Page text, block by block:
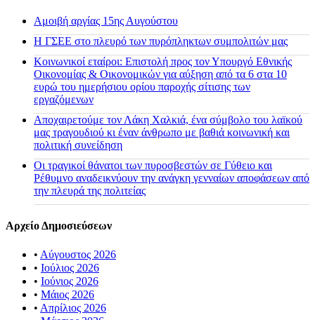
Αμοιβή αργίας 15ης Αυγούστου
H ΓΣΕΕ στο πλευρό των πυρόπληκτων συμπολιτών μας
Κοινωνικοί εταίροι: Επιστολή προς τον Υπουργό Εθνικής
Οικονομίας & Οικονομικών για αύξηση από τα 6 στα 10
ευρώ του ημερήσιου ορίου παροχής σίτισης των
εργαζόμενων
Αποχαιρετούμε τον Λάκη Χαλκιά, ένα σύμβολο του λαϊκού
μας τραγουδιού κι έναν άνθρωπο με βαθιά κοινωνική και
πολιτική συνείδηση
Οι τραγικοί θάνατοι των πυροσβεστών σε Γύθειο και
Ρέθυμνο αναδεικνύουν την ανάγκη γενναίων αποφάσεων από
την πλευρά της πολιτείας
Αρχείο Δημοσιεύσεων
• Αύγουστος 2026
• Ιούλιος 2026
• Ιούνιος 2026
• Μάιος 2026
• Απρίλιος 2026